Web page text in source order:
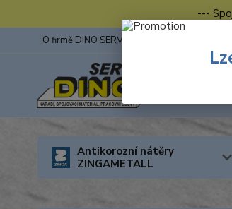
---
O firmě DINO SERVIS s.r.o.
Antikorozní nátěry
ZINGAMETALL